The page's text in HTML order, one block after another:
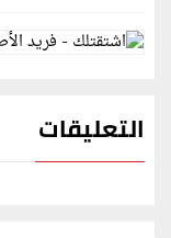
التعليقات